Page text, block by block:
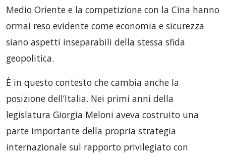
Medio Oriente e la competizione con la Cina hanno
ormai reso evidente come economia e sicurezza
siano aspetti inseparabili della stessa sfida
geopolitica.
È in questo contesto che cambia anche la
posizione dell’Italia. Nei primi anni della
legislatura Giorgia Meloni aveva costruito una
parte importante della propria strategia
internazionale sul rapporto privilegiato con